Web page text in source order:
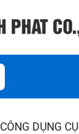
CÔNG DỤNG CỤ